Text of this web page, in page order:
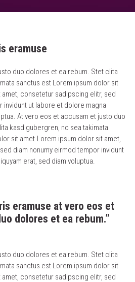
eramuse
duo dolores et ea rebum. Stet clita
sanctus est Lorem ipsum dolor sit
consetetur sadipscing elitr, sed
invidunt ut labore et dolore magna
At vero eos et accusam et justo duo
kasd gubergren, no sea takimata
sit amet.Lorem ipsum dolor sit amet,
diam nonumy eirmod tempor invidunt
erat, sed diam voluptua.
eramuse at vero eos et
dolores et ea rebum.”
duo dolores et ea rebum. Stet clita
sanctus est Lorem ipsum dolor sit
consetetur sadipscing elitr, sed